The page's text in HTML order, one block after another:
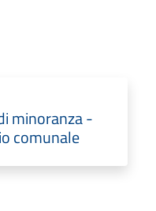
minoranza -
comunale